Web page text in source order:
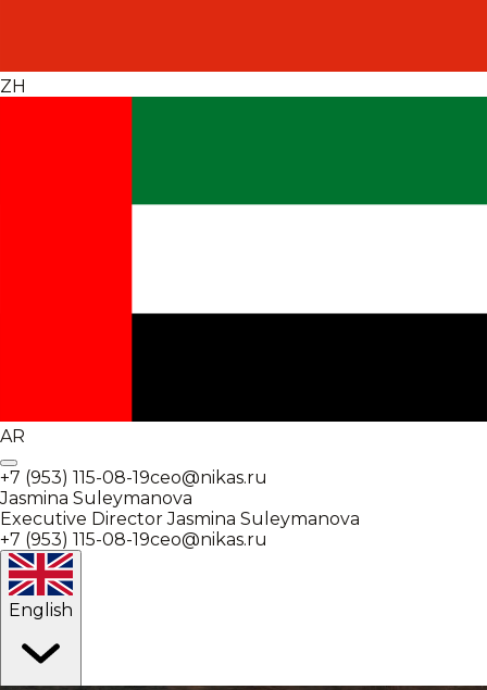
ZH
AR
+7 (953) 115-08-19ceo@nikas.ru
Jasmina Suleymanova
Executive Director Jasmina Suleymanova
+7 (953) 115-08-19ceo@nikas.ru
English